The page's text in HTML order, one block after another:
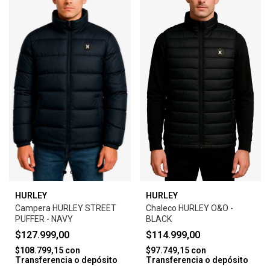
HURLEY
Campera HURLEY STREET
PUFFER - NAVY
$127.999,00
$108.799,15 con
Transferencia o depósito
HURLEY
Chaleco HURLEY O&O -
BLACK
$114.999,00
$97.749,15 con
Transferencia o depósito